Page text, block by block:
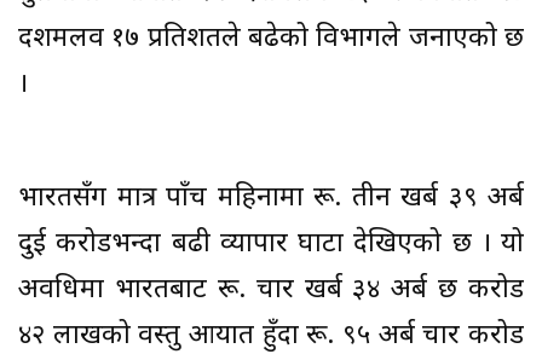
दशमलव १७ प्रतिशतले बढेको विभागले जनाएको छ
।
भारतसँग मात्र पाँच महिनामा रू. तीन खर्ब ३९ अर्ब
दुई करोडभन्दा बढी व्यापार घाटा देखिएको छ । यो
अवधिमा भारतबाट रू. चार खर्ब ३४ अर्ब छ करोड
४२ लाखको वस्तु आयात हुँदा रू. ९५ अर्ब चार करोड